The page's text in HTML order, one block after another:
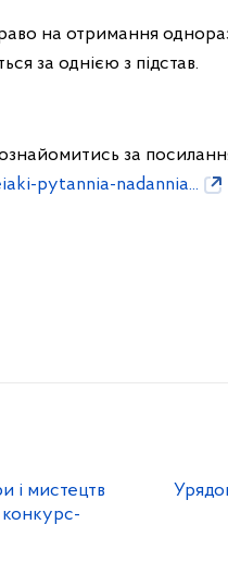
на отримання
за однією з підстав.
за
pytannia-nadannia...
і мистецтв